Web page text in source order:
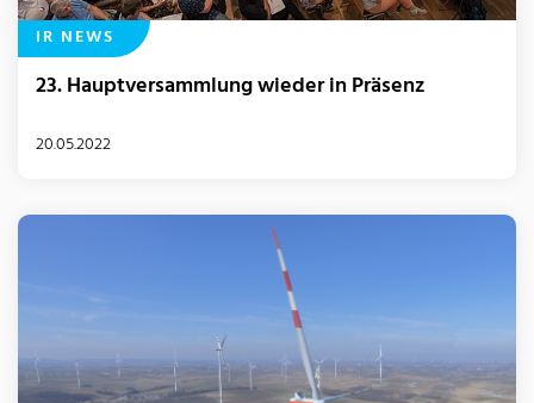
IR NEWS
23. Hauptversammlung wieder in Präsenz
20.05.2022